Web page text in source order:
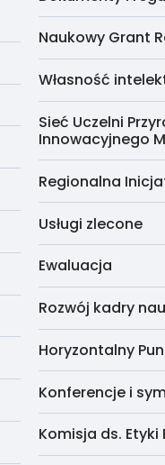
Naukowy Grant
Własność
Sieć Uczelni
Innowacyjnego
Regionalna
Usługi zlecone
Ewaluacja
Rozwój kadry
Horyzontalny
Konferencje i
Komisja ds.